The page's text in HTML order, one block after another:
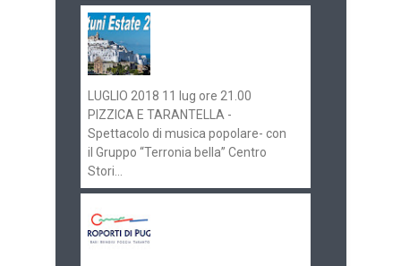
LUGLIO 2018 11 lug ore 21.00
PIZZICA E TARANTELLA -
Spettacolo di musica popolare- con
il Gruppo “Terronia bella” Centro
Stori...